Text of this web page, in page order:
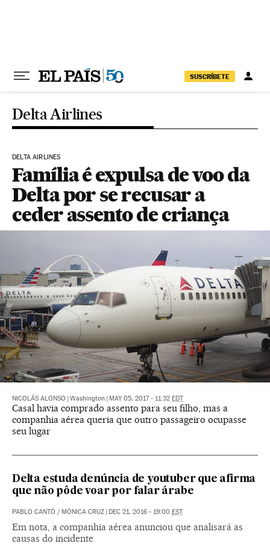
SUSCRÍBETE
Delta Airlines
DELTA AIRLINES
Família é expulsa de voo da
Delta por se recusar a
ceder assento de criança
NICOLÁS ALONSO Washington MAY 05, 2017 - 11:32 EDT
Casal havia comprado assento para seu filho, mas a
companhia aérea queria que outro passageiro ocupasse
seu lugar
Delta estuda denúncia de youtuber que afirma
que não pôde voar por falar árabe
PABLO CANTÓ / MÓNICA CRUZ DEC 21, 2016 - 19:00 EST
Em nota, a companhia aérea anunciou que analisará as
causas do incidente